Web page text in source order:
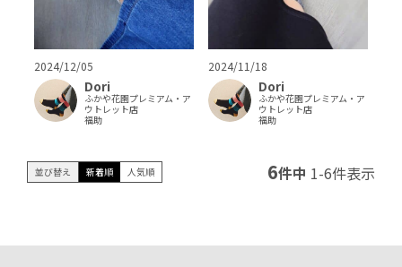
2024/12/05
Dori
ふかや花園プレミアム・ア
ウトレット店
福助
2024/11/18
Dori
ふかや花園プレミアム・ア
ウトレット店
福助
並び替え 新着順 人気順 6件中 1-6件表示